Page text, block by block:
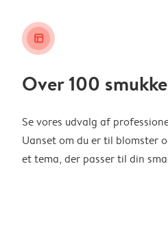
layout_alt
Over 100
Se vores udvalg af
Uanset om du er til blomster
et tema, der passer til din